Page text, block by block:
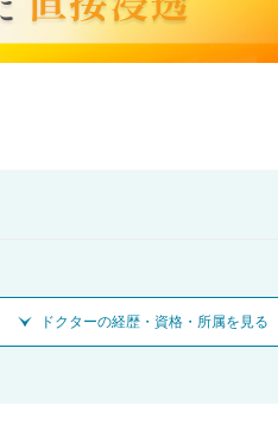
ドクターの経歴・資格・所属を見る